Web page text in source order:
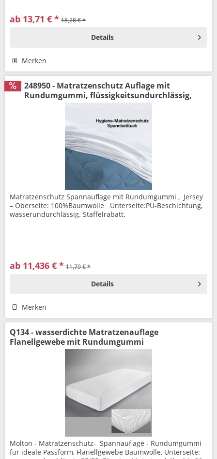
ab 13,71 € * 18,28 € *
Details
Merken
248950 - Matratzenschutz Auflage mit
Rundumgummi, flüssigkeitsundurchlässig,
Matratzenschutz Spannauflage mit Rundumgummi , Jersey
– Oberseite: 100%Baumwolle Unterseite:PU-Beschichtung,
wasserundurchlässig. Staffelrabatt.
ab 11,436 € * 11,79 € *
Details
Merken
Q134 - wasserdichte Matratzenauflage
Flanellgewebe mit Rundumgummi
Molton - Matratzenschutz- Spannauflage - Rundumgummi
für ideale Passform, Flanellgewebe Baumwolle, Unterseite: